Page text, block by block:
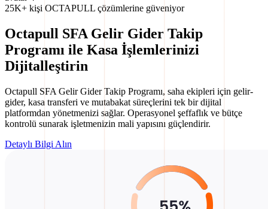
25K+ kişi OCTAPULL çözümlerine güveniyor
Octapull SFA Gelir Gider Takip
Programı ile Kasa İşlemlerinizi
Dijitalleştirin
Octapull SFA Gelir Gider Takip Programı, saha ekipleri için gelir-
gider, kasa transferi ve mutabakat süreçlerini tek bir dijital
platformdan yönetmenizi sağlar. Operasyonel şeffaflık ve bütçe
kontrolü sunarak işletmenizin mali yapısını güçlendirir.
Detaylı Bilgi Alın